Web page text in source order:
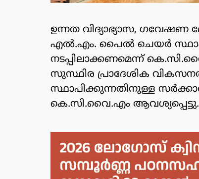
ഉന്നത വിദ്യാഭ്യാസ,
എൽ.എം. പൈൽ ചെയർ
നടപ്പിലാക്കണമെന്ന്
സുസ്ഥിര പ്രാദേശിക
സ്ഥാപിക്കുന്നതിനുള്ള
കെ.സി.വൈ.എം ആവശ്യപ്പെട്ടു.